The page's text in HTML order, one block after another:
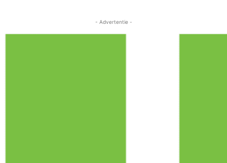
- Advertentie -